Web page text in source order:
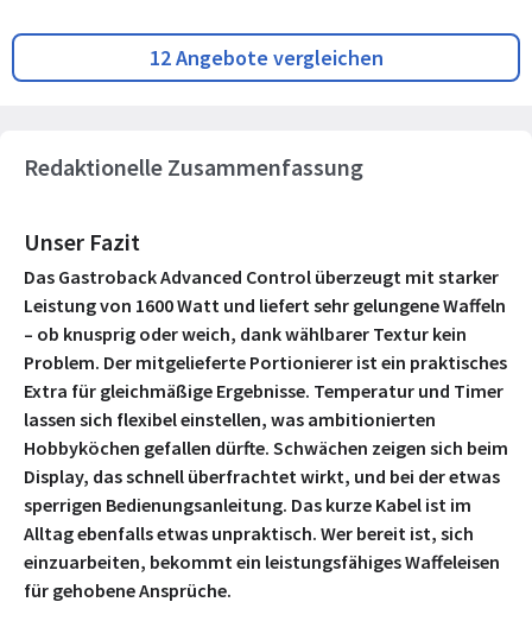
12 Angebote vergleichen
Redaktionelle Zusammenfassung
Unser Fazit
Das Gastroback Advanced Control überzeugt mit starker
Leistung von 1600 Watt und liefert sehr gelungene Waffeln
– ob knusprig oder weich, dank wählbarer Textur kein
Problem. Der mitgelieferte Portionierer ist ein praktisches
Extra für gleichmäßige Ergebnisse. Temperatur und Timer
lassen sich flexibel einstellen, was ambitionierten
Hobbyköchen gefallen dürfte. Schwächen zeigen sich beim
Display, das schnell überfrachtet wirkt, und bei der etwas
sperrigen Bedienungsanleitung. Das kurze Kabel ist im
Alltag ebenfalls etwas unpraktisch. Wer bereit ist, sich
einzuarbeiten, bekommt ein leistungsfähiges Waffeleisen
für gehobene Ansprüche.